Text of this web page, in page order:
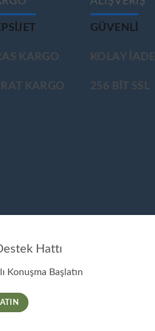
KARGO
KARGO
GÜVENLİ
KOLAY İADE
256 BİT SSL
Hattı
Konuşma Başlatın